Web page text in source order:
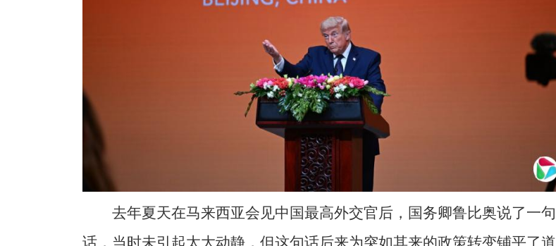
去年夏天在马来西亚会见中国最高外交官后，国务卿鲁比奥说了一句